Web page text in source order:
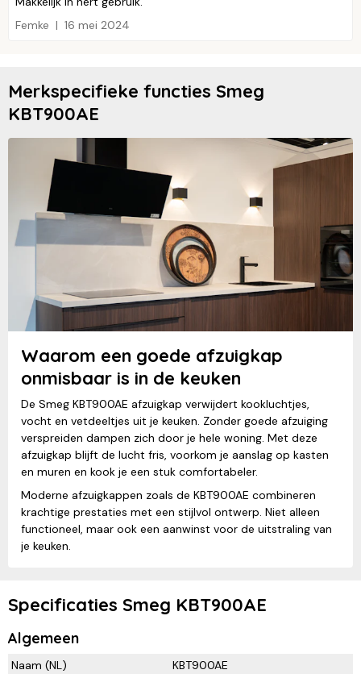
Femke
16 mei 2024
Merkspecifieke functies Smeg
KBT900AE
Waarom een goede afzuigkap
onmisbaar is in de keuken
De Smeg KBT900AE afzuigkap verwijdert kookluchtjes,
vocht en vetdeeltjes uit je keuken. Zonder goede afzuiging
verspreiden dampen zich door je hele woning. Met deze
afzuigkap blijft de lucht fris, voorkom je aanslag op kasten
en muren en kook je een stuk comfortabeler.
Moderne afzuigkappen zoals de KBT900AE combineren
krachtige prestaties met een stijlvol ontwerp. Niet alleen
functioneel, maar ook een aanwinst voor de uitstraling van
je keuken.
Specificaties Smeg KBT900AE
Algemeen
Naam (NL)
KBT900AE